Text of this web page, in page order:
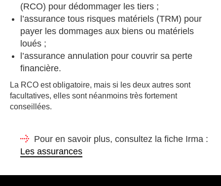
(RCO) pour dédommager les tiers ;
l’assurance tous risques matériels (TRM) pour
payer les dommages aux biens ou matériels
loués ;
l’assurance annulation pour couvrir sa perte
financière.
La RCO est obligatoire, mais si les deux autres sont
facultatives, elles sont néanmoins très fortement
conseillées.
Pour en savoir plus, consultez la fiche Irma :
Les assurances